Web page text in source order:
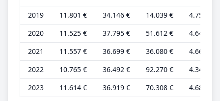
2019
11.801 € 34.146 € 14.039 €
4.758 €
2020
11.525 € 37.795 € 51.612 €
4.647 €
2021
11.557 € 36.699 € 36.080 €
4.660 €
2022
10.765 € 36.492 € 92.270 €
4.341 €
2023
11.614 € 36.919 € 70.308 € 4.683 €